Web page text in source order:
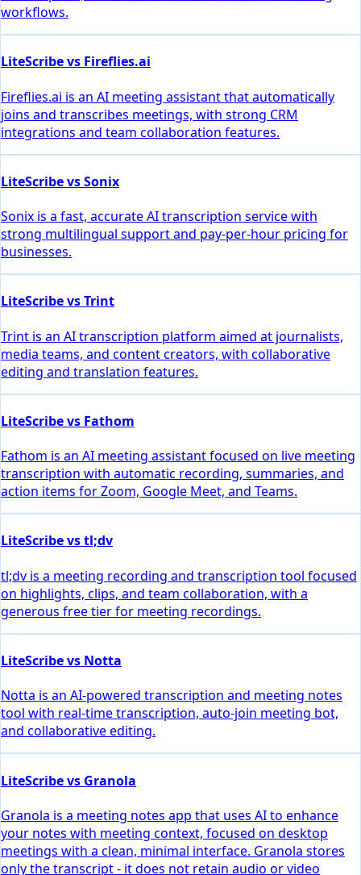
workflows.
LiteScribe vs Fireflies.ai
Fireflies.ai is an AI meeting assistant that automatically
joins and transcribes meetings, with strong CRM
integrations and team collaboration features.
LiteScribe vs Sonix
Sonix is a fast, accurate AI transcription service with
strong multilingual support and pay-per-hour pricing for
businesses.
LiteScribe vs Trint
Trint is an AI transcription platform aimed at journalists,
media teams, and content creators, with collaborative
editing and translation features.
LiteScribe vs Fathom
Fathom is an AI meeting assistant focused on live meeting
transcription with automatic recording, summaries, and
action items for Zoom, Google Meet, and Teams.
LiteScribe vs tl;dv
tl;dv is a meeting recording and transcription tool focused
on highlights, clips, and team collaboration, with a
generous free tier for meeting recordings.
LiteScribe vs Notta
Notta is an AI-powered transcription and meeting notes
tool with real-time transcription, auto-join meeting bot,
and collaborative editing.
LiteScribe vs Granola
Granola is a meeting notes app that uses AI to enhance
your notes with meeting context, focused on desktop
meetings with a clean, minimal interface. Granola stores
only the transcript - it does not retain audio or video